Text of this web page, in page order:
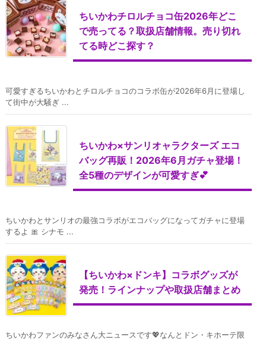
ちいかわチロルチョコ缶2026年どこ
で売ってる？取扱店舗情報。売り切れ
てる時どこ探す？
可愛すぎるちいかわとチロルチョコのコラボ缶が2026年6月に登場し
て街中が大騒ぎ ...
ちいかわ×サンリオャラクターズ エコ
バッグ再販！2026年6月ガチャ登場！
全5種のデザインが可愛すぎ💕
ちいかわとサンリオの最強コラボがエコバッグになってガチャに登場
するよ 🎀 シナモ ...
【ちいかわ×ドンキ】コラボグッズが
発売！ラインナップや取扱店舗まとめ
ちいかわファンのみなさん大ニュースです💖なんとドン・キホーテ限